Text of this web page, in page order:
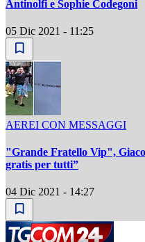
Antinolfi e Sophie Codegoni
05 Dic 2021 - 11:25
AEREI CON MESSAGGI
"Grande Fratello Vip",
gratis per tutti”
04 Dic 2021 - 14:27